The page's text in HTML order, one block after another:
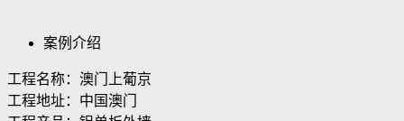
案例介绍
工程名称：澳门上葡京
工程地址：中国澳门